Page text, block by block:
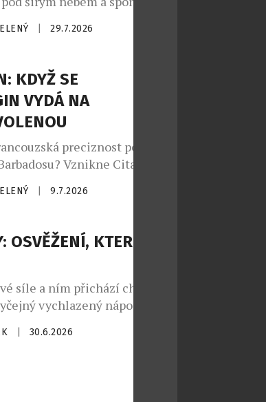
místo si našlo také v
republika je sedmým
jí patří dokonce druhé
prosecca, který každoročně
29.7.2026
KDYŽ SE
VYDÁ NA
preciznost potká s
Vznikne Citadelle
ginu, která dokazuje, že i
umí zout boty a tančit bosá v
Výsledkem je jedna z
letošního roku. […]
9.7.2026
KTERÉ
síle a ním přichází chuť na
vychlazený nápoj.
Sec a Anna de Codorníu
vína mohou nabídnout
30.6.2026